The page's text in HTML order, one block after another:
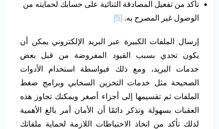
تأكد من تفعيل المصادقة الثنائية على حسابك لحمايته من
الوصول غير المصرح به.
إرسال الملفات الكبيرة عبر البريد الإلكتروني يمكن أن
يكون تحدي بسبب القيود المفروضة من قبل بعض
خدمات البريد، ومع ذلك فبواسطة استخدام الأدوات
الصحيحة مثل خدمات التخزين السحابي وبرامج ضغط
الملفات ثم تقسيمها إلى أجزاء أصغر ويمكنك تجاوز هذه
العقبات بسهولة وتذكر دائمًا أن الأمان أمر بالغ الأهمية
لذلك تأكد من اتخاذ الاحتياطات اللازمة لحماية ملفاتك